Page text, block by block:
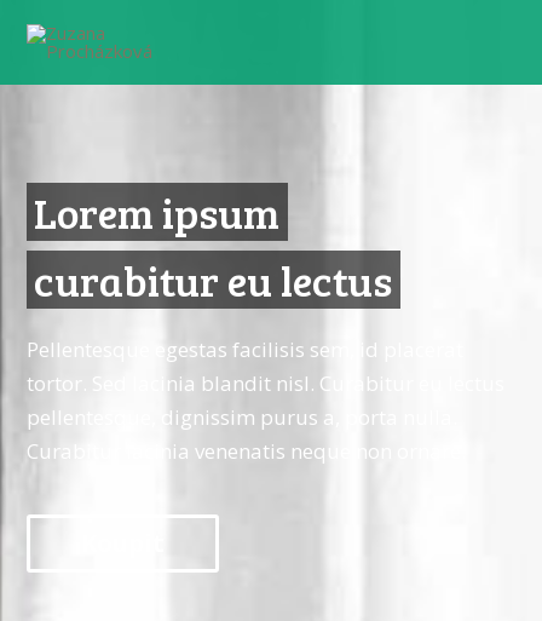
Lorem ipsum
curabitur eu lectus
Pellentesque egestas facilisis sem, id placerat
tortor. Sed lacinia blandit nisl. Curabitur eu lectus
pellentesque, dignissim purus a, porta nulla.
Curabitur lacinia venenatis neque non ornare.